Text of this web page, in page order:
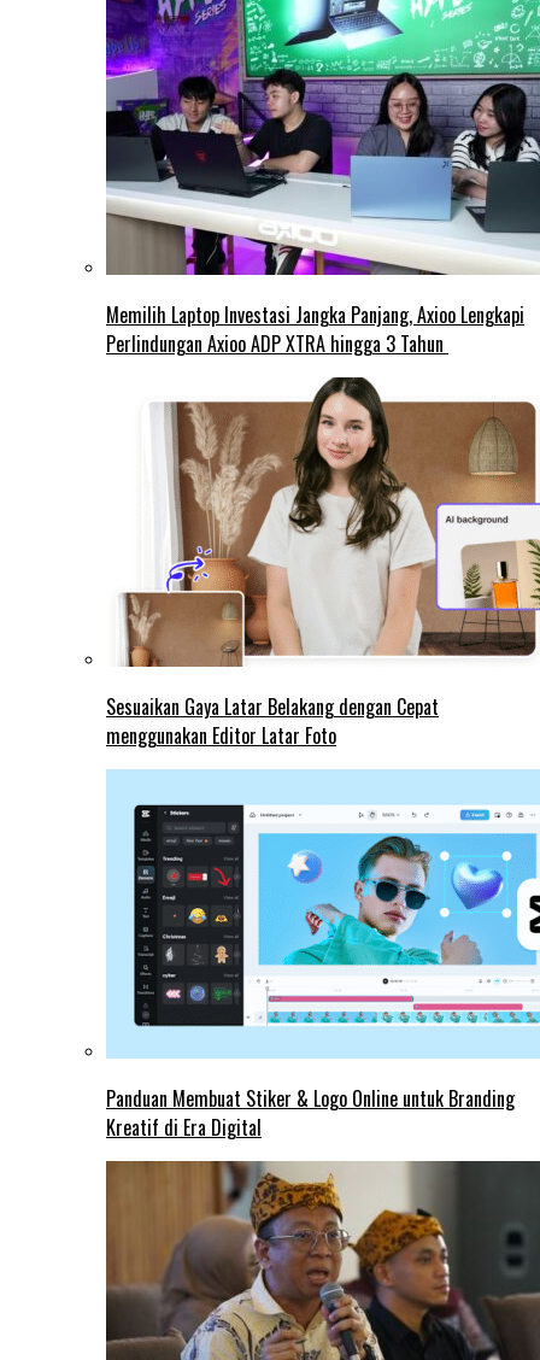
Memilih Laptop Investasi Jangka Panjang, Axioo Lengkapi
Perlindungan Axioo ADP XTRA hingga 3 Tahun
Sesuaikan Gaya Latar Belakang dengan Cepat
menggunakan Editor Latar Foto
Panduan Membuat Stiker & Logo Online untuk Branding
Kreatif di Era Digital